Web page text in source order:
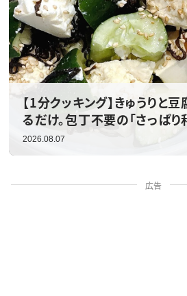
【1分クッキング】きゅうりと
るだけ。包丁不要の「さっぱり
2026.08.07
広告